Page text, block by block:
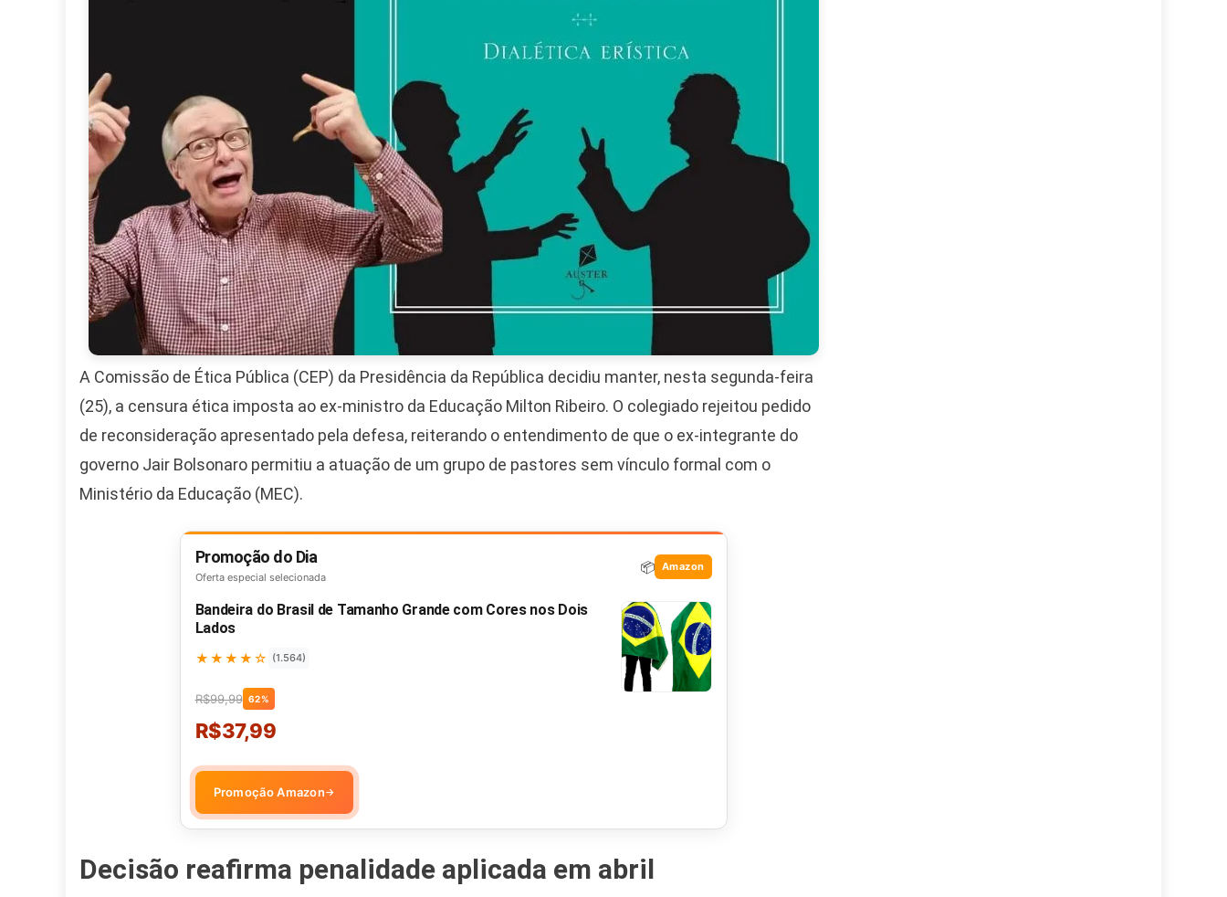
A Comissão de Ética Pública (CEP) da Presidência da República decidiu manter, nesta segunda-feira
(25), a censura ética imposta ao ex-ministro da Educação Milton Ribeiro. O colegiado rejeitou pedido
de reconsideração apresentado pela defesa, reiterando o entendimento de que o ex-integrante do
governo Jair Bolsonaro permitiu a atuação de um grupo de pastores sem vínculo formal com o
Ministério da Educação (MEC).
Promoção do Dia
Oferta especial selecionada
📦 Amazon
Bandeira do Brasil de Tamanho Grande com Cores nos Dois
Lados
★★★★☆ (1.564)
R$99,99 62%
R$37,99
Promoção Amazon→
Decisão reafirma penalidade aplicada em abril